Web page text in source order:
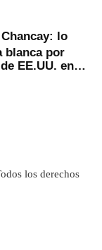
lo
blanca por
EE.UU. en
los derechos